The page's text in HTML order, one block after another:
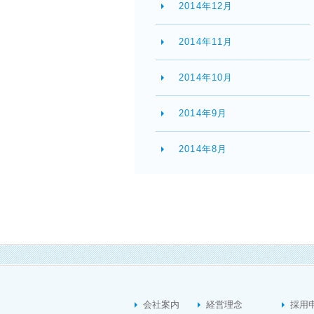
2014年12月
2014年11月
2014年10月
2014年9月
2014年8月
会社案内 経営理念 採用